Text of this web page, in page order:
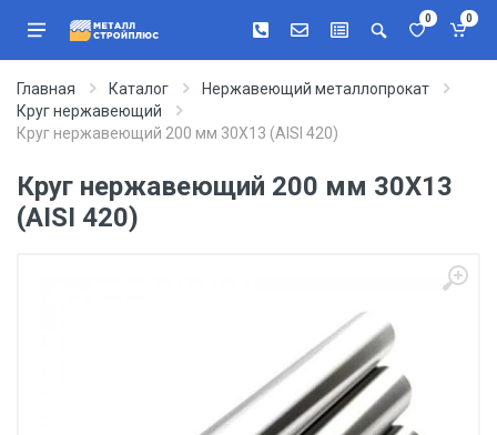
0 0
Главная Каталог
Нержавеющий металлопрокат
Круг нержавеющий
Круг нержавеющий 200 мм 30Х13 (AISI 420)
Круг нержавеющий 200 мм 30Х13
(AISI 420)